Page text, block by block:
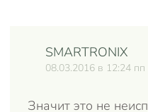
SMARTRONIX
08.03.2016 в 12:24 пп
Значит это не